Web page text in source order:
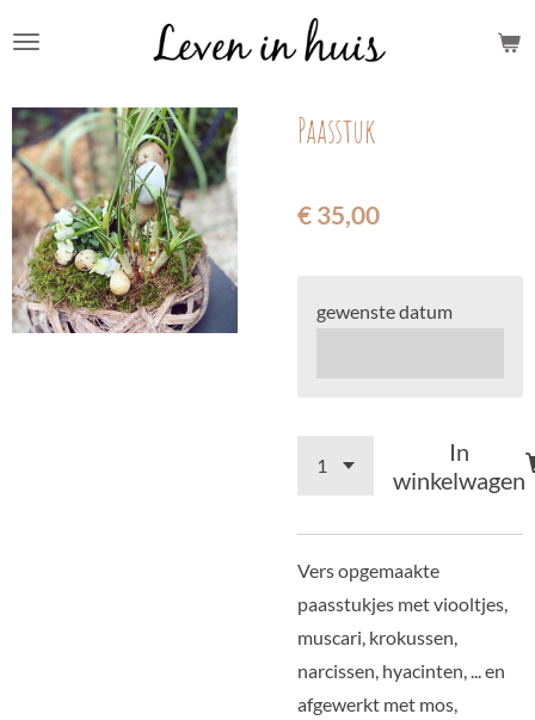
de
hoofdinhoud
Paasstuk
€ 35,00
gewenste datum
In
winkelwagen
Vers opgemaakte
paasstukjes met viooltjes,
muscari, krokussen,
narcissen, hyacinten, ... en
afgewerkt met mos,